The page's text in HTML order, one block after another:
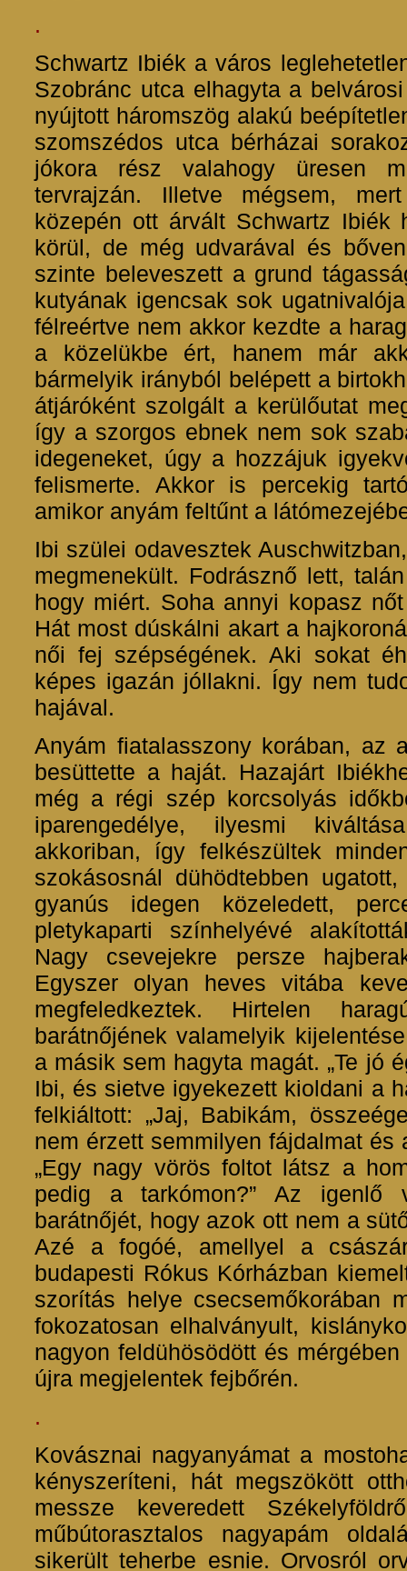
.
Schwartz Ibiék a város
Szobránc utca elhagyta a
nyújtott háromszög alakú
szomszédos utca bérházai
jókora rész valahogy üresen
tervrajzán. Illetve mégsem,
közepén ott árvált Schwartz Ibiék
körül, de még udvarával és
szinte beleveszett a grund
kutyának igencsak sok
félreértve nem akkor kezdte a
a közelükbe ért, hanem már
bármelyik irányból belépett a
átjáróként szolgált a kerülőutat
így a szorgos ebnek nem sok
idegeneket, úgy a hozzájuk
felismerte. Akkor is percekig
amikor anyám feltűnt a
Ibi szülei odavesztek
megmenekült. Fodrásznő lett,
hogy miért. Soha annyi kopasz
Hát most dúskálni akart a
női fej szépségének. Aki sokat
képes igazán jóllakni. Így nem
hajával.
Anyám fiatalasszony korában, az
besüttette a haját. Hazajárt
még a régi szép korcsolyás
iparengedélye, ilyesmi
akkoriban, így felkészültek
szokásosnál dühödtebben
gyanús idegen közeledett,
pletykaparti színhelyévé
Nagy csevejekre persze
Egyszer olyan heves vitába
megfeledkeztek. Hirtelen
barátnőjének valamelyik
a másik sem hagyta magát. „Te jó
Ibi, és sietve igyekezett kioldani a
felkiáltott: „Jaj, Babikám,
nem érzett semmilyen fájdalmat
„Egy nagy vörös foltot látsz a
pedig a tarkómon?” Az igenlő
barátnőjét, hogy azok ott nem a
Azé a fogóé, amellyel a
budapesti Rókus Kórházban
szorítás helye csecsemőkorában
fokozatosan elhalványult,
nagyon feldühösödött és
újra megjelentek fejbőrén.
.
Kovásznai nagyanyámat a
kényszeríteni, hát megszökött
messze keveredett
műbútorasztalos nagyapám
sikerült teherbe esnie. Orvosról